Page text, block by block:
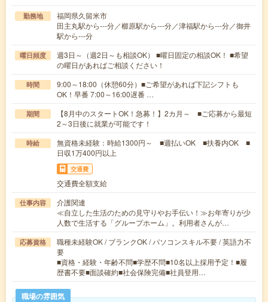
勤務地
福岡県久留米市
田主丸駅から---分／櫛原駅から---分／津福駅から---分／御井
駅から---分
曜日頻度
週3日～（週2日～も相談OK） ■曜日固定の相談OK！ ■希望
の曜日があればご相談ください！
時間
9:00～18:00（休憩60分）■ご希望があれば下記シフトも
OK！早番 7:00～16:00遅番 …
期間
【8月中のスタートOK！急募！】2カ月～ ■ご応募から最短
2～3日後に就業が可能です！
時給
無資格未経験：時給1300円～ ■週払いOK ■扶養内OK ■
日収1万400円以上
交通費
交通費全額支給
仕事内容
介護関連
≪自立した生活のための見守りやお手伝い！≫お年寄りが少
人数で生活する「グループホーム」。利用者さんが…
応募資格
職種未経験OK / ブランクOK / パソコンスキル不要 / 英語力不
要
■資格・経験・年齢不問■学歴不問■10名以上採用予定！■履
歴書不要■面談確約■社会保険完備■社員登用…
職場の雰囲気